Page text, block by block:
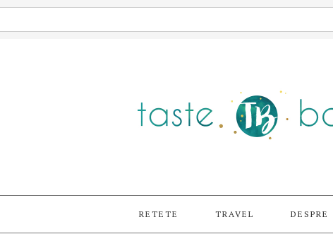
RETETE TRAVEL DESPRE